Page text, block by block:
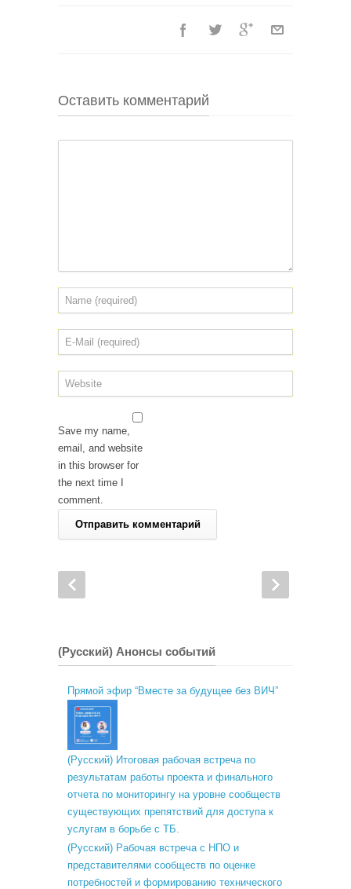
Оставить комментарий
Save my name,
email, and website
in this browser for
the next time I
comment.
(Русский) Анонсы событий
Прямой эфир “Вместе за будущее без ВИЧ”
(Русский) Итоговая рабочая встреча по
результатам работы проекта и финального
отчета по мониторингу на уровне сообществ
существующих препятствий для доступа к
услугам в борьбе с ТБ.
(Русский) Рабочая встреча с НПО и
представителями сообществ по оценке
потребностей и формированию технического